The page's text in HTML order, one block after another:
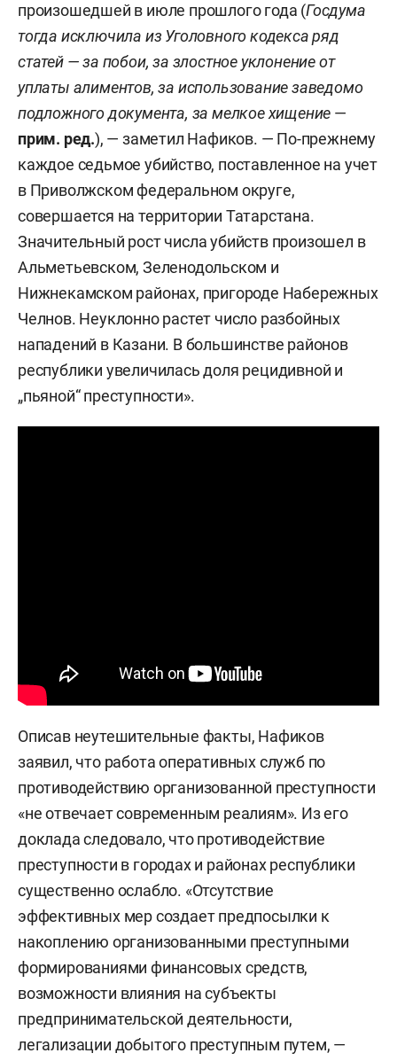
произошедшей в июле прошлого года (Госдума
тогда исключила из Уголовного кодекса ряд
статей — за побои, за злостное уклонение от
уплаты алиментов, за использование заведомо
подложного документа, за мелкое хищение —
прим. ред.), — заметил Нафиков. — По-прежнему
каждое седьмое убийство, поставленное на учет
в Приволжском федеральном округе,
совершается на территории Татарстана.
Значительный рост числа убийств произошел в
Альметьевском, Зеленодольском и
Нижнекамском районах, пригороде Набережных
Челнов. Неуклонно растет число разбойных
нападений в Казани. В большинстве районов
республики увеличилась доля рецидивной и
„пьяной“ преступности».
Описав неутешительные факты, Нафиков
заявил, что работа оперативных служб по
противодействию организованной преступности
«не отвечает современным реалиям». Из его
доклада следовало, что противодействие
преступности в городах и районах республики
существенно ослабло. «Отсутствие
эффективных мер создает предпосылки к
накоплению организованными преступными
формированиями финансовых средств,
возможности влияния на субъекты
предпринимательской деятельности,
легализации добытого преступным путем, —